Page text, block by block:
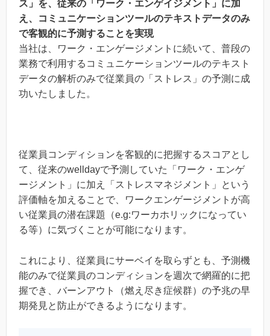
ス」を、従来の「ワーク・エンゲイジメント」に加
え、コミュニケーションツールのテキストデータのみ
で客観的に予測することを実現
当社は、ワーク・エンゲージメントに続いて、普段の
業務で利用するコミュニケーションツールのテキスト
データの解析のみで従業員の「ストレス」の予測に成
功いたしました。
従業員コンディションを客観的に把握するスコアとし
て、従来のwelldayで予測していた「ワーク・エンゲ
ージメント」に加え「ストレスマネジメント」という
評価軸を加えることで、ワークエンゲージメントが高
い従業員の潜在課題（e.g:ワーカホリックになってい
る等）に気づくことが可能になります。
これにより、従業員にサーベイを取らずとも、予測機
能のみで従業員のコンディションを週次で網羅的に把
握でき、バーンアウト（燃え尽き症候群）の予兆の早
期発見と防止ができるようになります。